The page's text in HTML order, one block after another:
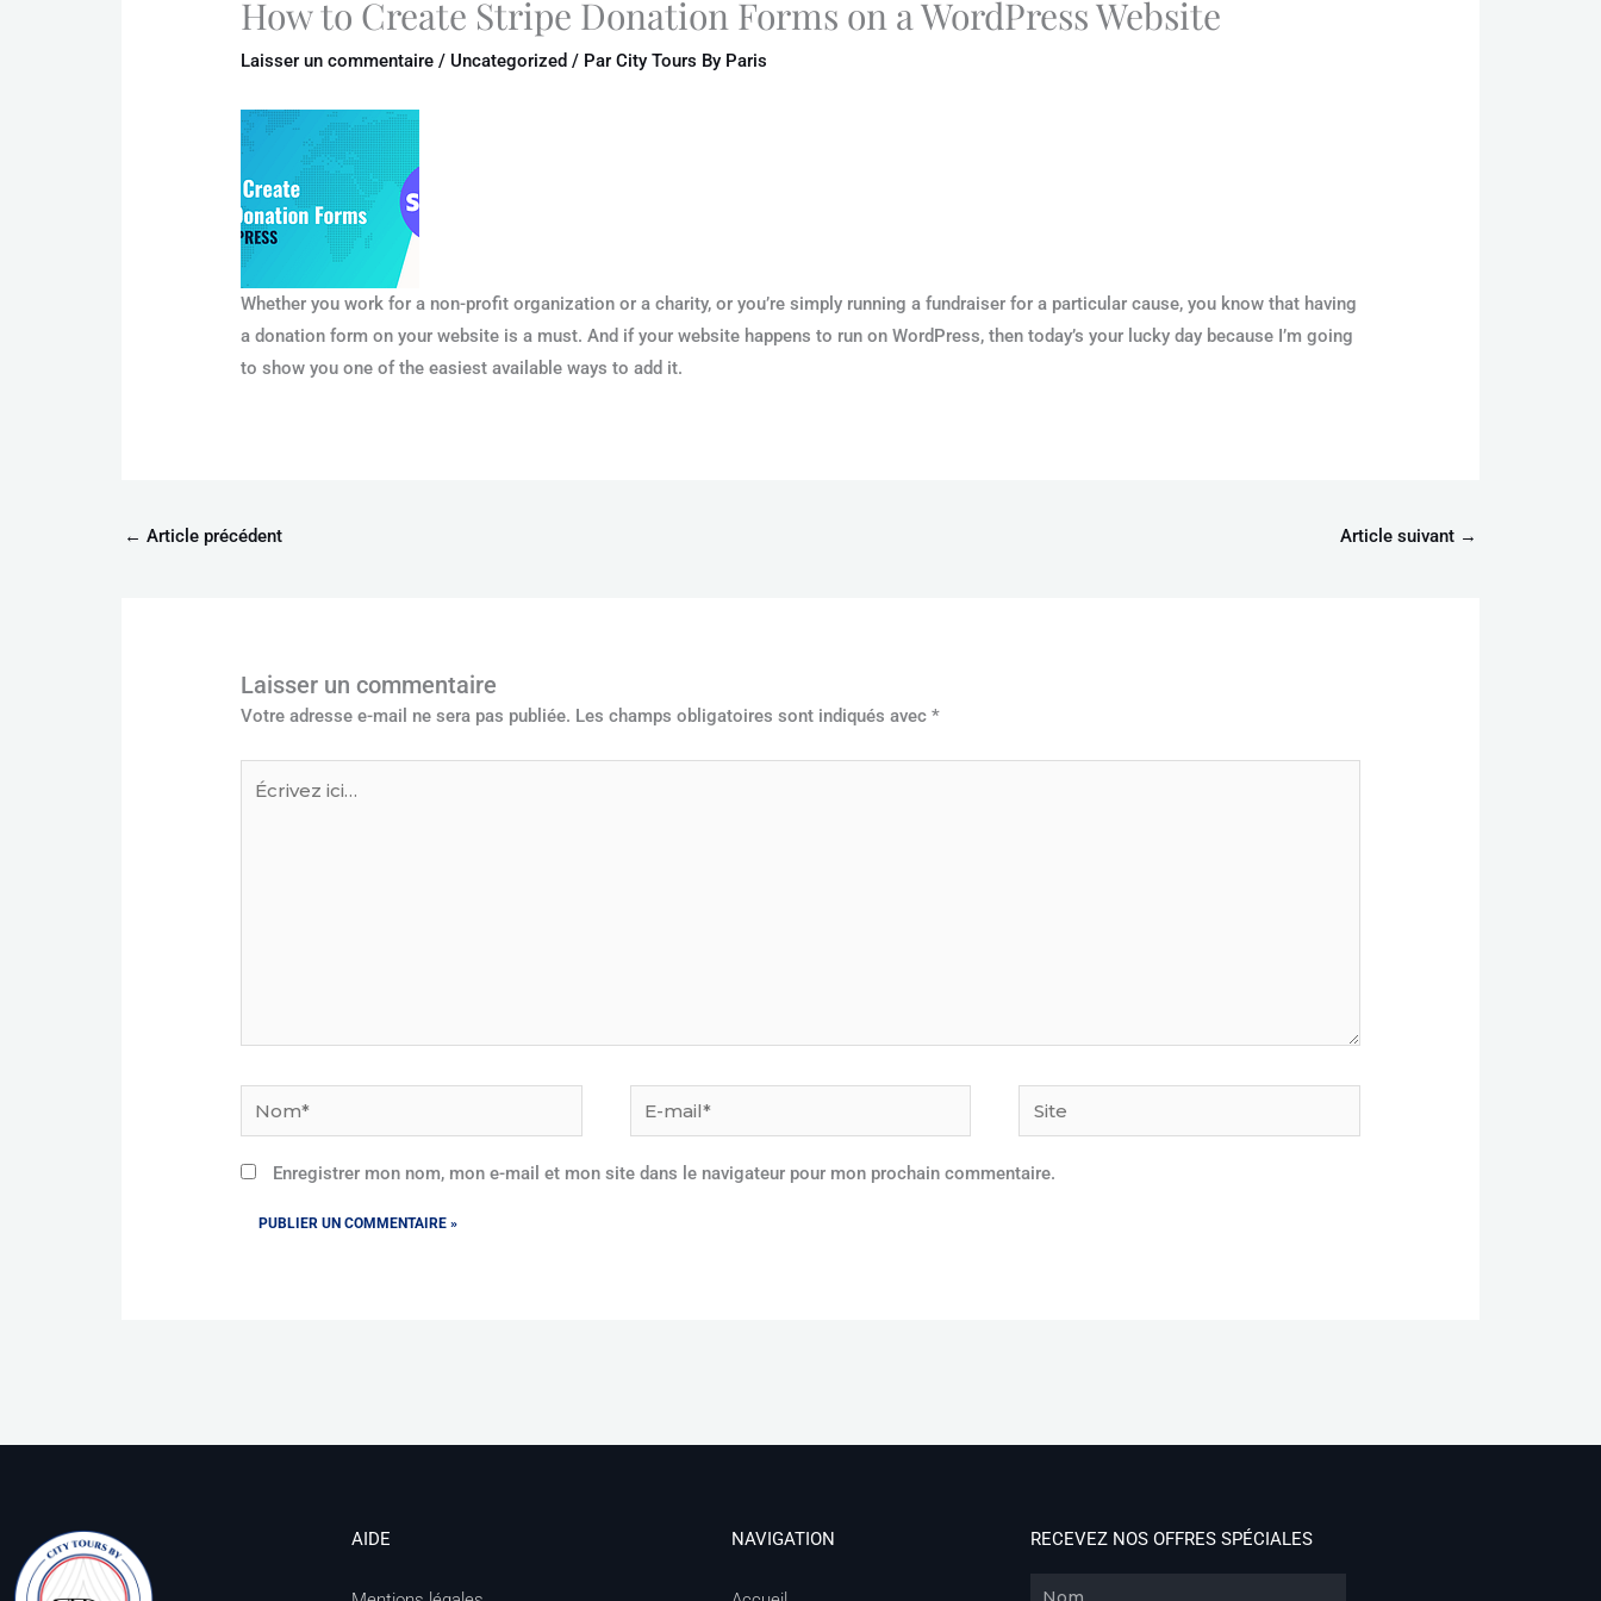
How to Create Stripe Donation Forms on a WordPress Website
Laisser un commentaire / Uncategorized / ParCity Tours By Paris
Whether you work for a non-profit organization or a charity, or you’re simply running a fundraiser for a particular cause, you know that having
a donation form on your website is a must. And if your website happens to run on WordPress, then today’s your lucky day because I’m going
to show you one of the easiest available ways to add it.
← Article précédent Article suivant →
Laisser un commentaire
Votre adresse e-mail ne sera pas publiée. Les champs obligatoires sont indiqués avec*
mail*
Site
Enregistrer mon nom, mon e-mail et mon site dans le navigateur pour mon prochain commentaire.
AIDE NAVIGATION RECEVEZ NOS OFFRES SPÉCIALES